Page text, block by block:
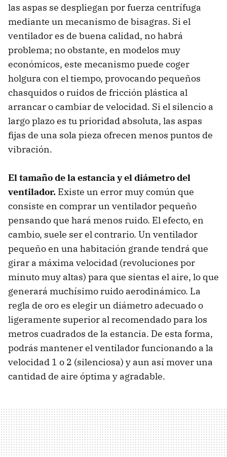
las aspas se despliegan por fuerza centrífuga
mediante un mecanismo de bisagras. Si el
ventilador es de buena calidad, no habrá
problema; no obstante, en modelos muy
económicos, este mecanismo puede coger
holgura con el tiempo, provocando pequeños
chasquidos o ruidos de fricción plástica al
arrancar o cambiar de velocidad. Si el silencio a
largo plazo es tu prioridad absoluta, las aspas
fijas de una sola pieza ofrecen menos puntos de
vibración.
El tamaño de la estancia y el diámetro del
ventilador. Existe un error muy común que
consiste en comprar un ventilador pequeño
pensando que hará menos ruido. El efecto, en
cambio, suele ser el contrario. Un ventilador
pequeño en una habitación grande tendrá que
girar a máxima velocidad (revoluciones por
minuto muy altas) para que sientas el aire, lo que
generará muchísimo ruido aerodinámico. La
regla de oro es elegir un diámetro adecuado o
ligeramente superior al recomendado para los
metros cuadrados de la estancia. De esta forma,
podrás mantener el ventilador funcionando a la
velocidad 1 o 2 (silenciosa) y aun así mover una
cantidad de aire óptima y agradable.